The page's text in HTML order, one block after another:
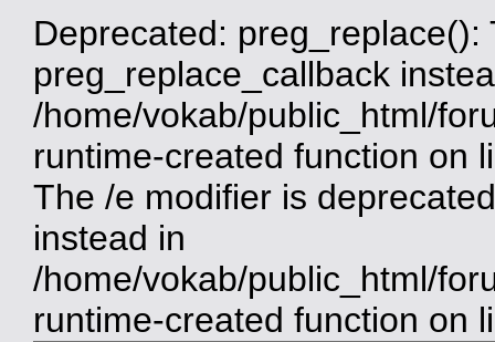
Deprecated:
preg_replace_callback
/home/vokab/public_html/
runtime-created function on
The /e modifier is
instead in
/home/vokab/public_html/
runtime-created function on